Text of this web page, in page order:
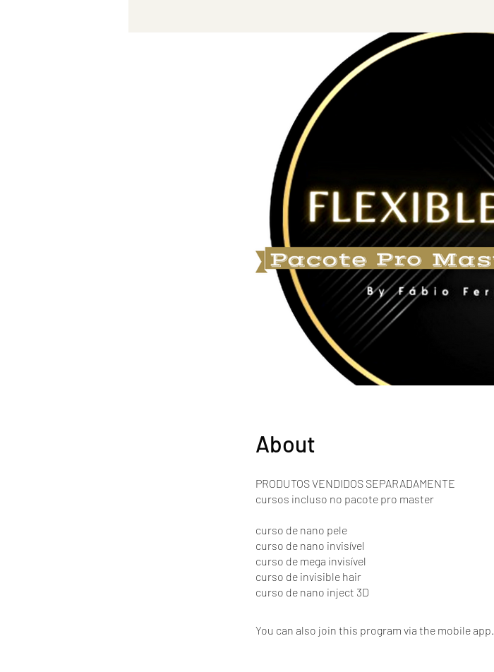
About
PRODUTOS VENDIDOS SEPARADAMENTE
cursos incluso no pacote pro master
curso de nano pele
curso de nano invisível
curso de mega invisível
curso de invisible hair
curso de nano inject 3D
You can also join this program via the mobile app.